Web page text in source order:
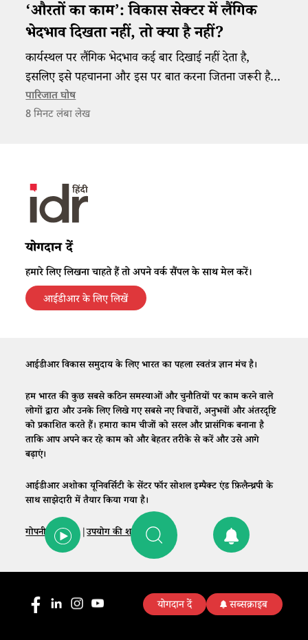
‘औरतों का काम’: विकास सेक्टर में लैंगिक
भेदभाव दिखता नहीं, तो क्या है नहीं?
कार्यस्थल पर लैंगिक भेदभाव कई बार दिखाई नहीं देता है,
इसलिए इसे पहचानना और इस पर बात करना जितना जरूरी है,
उतना ही इसके समाधान के लिए ठोस नीतियां बनाना भी।
पारिजात घोष
8 मिनट लंबा लेख
योगदान दें
हमारे लिए लिखना चाहते हैं तो अपने वर्क सैंपल के साथ मेल करें।
आईडीआर के लिए लिखें
आईडीआर विकास समुदाय के लिए भारत का पहला स्वतंत्र ज्ञान मंच है।
हम भारत की कुछ सबसे कठिन समस्याओं और चुनौतियों पर काम करने वाले
लोगों द्वारा और उनके लिए लिखे गए सबसे नए विचारों, अनुभवों और अंतरदृष्टि
को प्रकाशित करते हैं। हमारा काम चीजों को सरल और प्रासंगिक बनाना है
ताकि आप अपने कर रहे काम को और बेहतर तरीके से करें और उसे आगे
बढ़ाएं।
आईडीआर अशोका यूनिवर्सिटी के सेंटर फॉर सोशल इम्पैक्ट एंड फ़िलैन्थ्रपी के
साथ साझेदारी में तैयार किया गया है।
गोपनीयता नीति |उपयोग की शर्तें |संपर्क
योगदान दें सब्सक्राइब